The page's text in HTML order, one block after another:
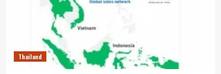
“กิจวัตร
ดูแล
ผิว”แบรนด์
ใหม่
“Qina”เปิด
Thailand